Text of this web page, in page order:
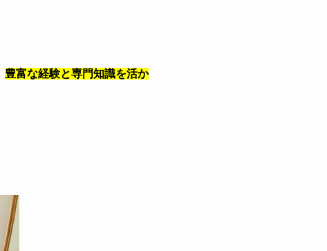
豊富な経験と専門知識を活か